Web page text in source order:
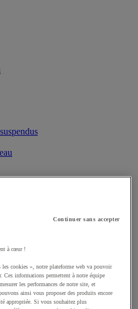
professionnels
et interactif
Blu-ray
Continuer sans accepter
à cœur !
cookies », notre plateforme web va pouvoir
Ces informations permettent à notre équipe
les performances de notre site, et
ainsi vous proposer des produits encore
appropriée. Si vous souhaitez plus